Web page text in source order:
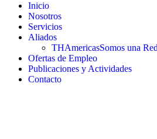
Inicio
Nosotros
Servicios
Aliados
THAmericasSomos una
Ofertas de Empleo
Publicaciones y Actividades
Contacto